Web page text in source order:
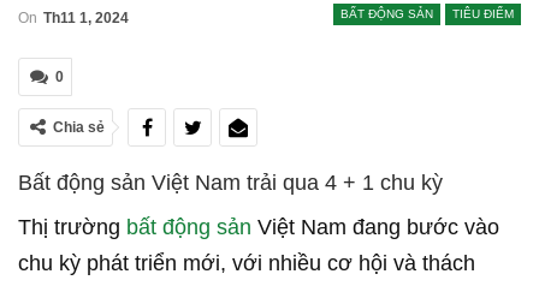
BẤT ĐỘNG SẢN TIÊU ĐIỂM
On Th11 1, 2024
0
Chia sẻ
Bất động sản Việt Nam trải qua 4 + 1 chu kỳ
Thị trường bất động sản Việt Nam đang bước vào
chu kỳ phát triển mới, với nhiều cơ hội và thách